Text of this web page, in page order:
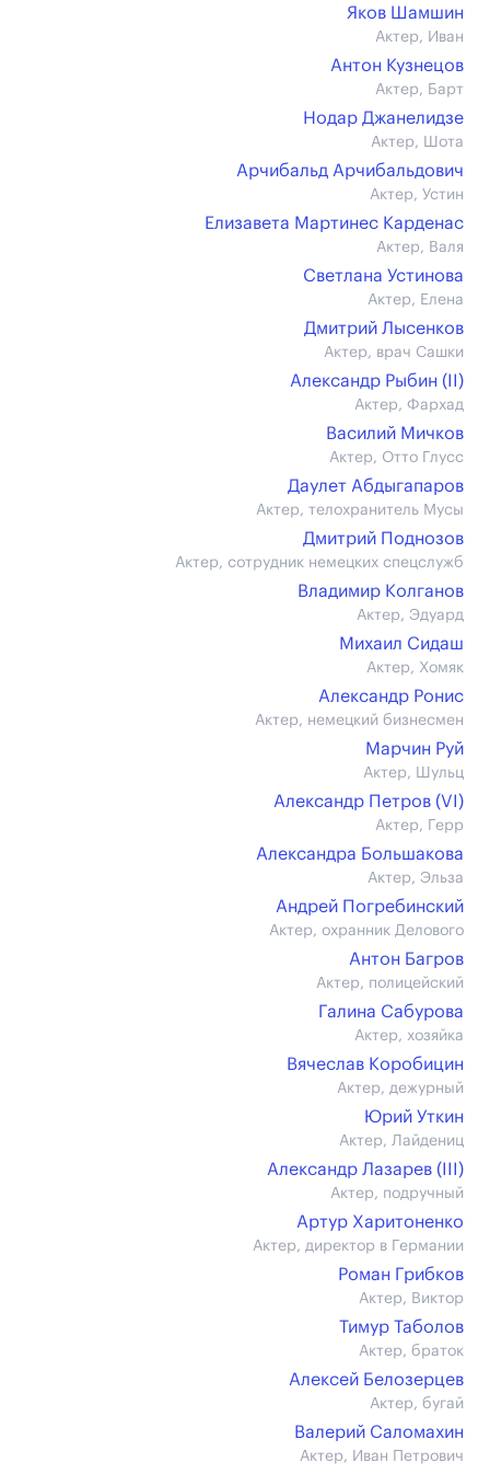
Яков Шамшин
Актер, Иван
Антон Кузнецов
Актер, Барт
Нодар Джанелидзе
Актер, Шота
Арчибальд Арчибальдович
Актер, Устин
Елизавета Мартинес Карденас
Актер, Валя
Светлана Устинова
Актер, Елена
Дмитрий Лысенков
Актер, врач Сашки
Александр Рыбин (II)
Актер, Фархад
Василий Мичков
Актер, Отто Глусс
Даулет Абдыгапаров
Актер, телохранитель Мусы
Дмитрий Поднозов
Актер, сотрудник немецких спецслужб
Владимир Колганов
Актер, Эдуард
Михаил Сидаш
Актер, Хомяк
Александр Ронис
Актер, немецкий бизнесмен
Марчин Руй
Актер, Шульц
Александр Петров (VI)
Актер, Герр
Александра Большакова
Актер, Эльза
Андрей Погребинский
Актер, охранник Делового
Антон Багров
Актер, полицейский
Галина Сабурова
Актер, хозяйка
Вячеслав Коробицин
Актер, дежурный
Юрий Уткин
Актер, Лайдениц
Александр Лазарев (III)
Актер, подручный
Артур Харитоненко
Актер, директор в Германии
Роман Грибков
Актер, Виктор
Тимур Таболов
Актер, браток
Алексей Белозерцев
Актер, бугай
Валерий Саломахин
Актер, Иван Петрович